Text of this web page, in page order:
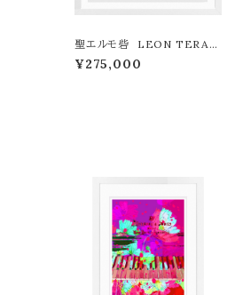
聖エルモ砦 LEON TERAS
HIMA版画作品180作限定
¥275,000